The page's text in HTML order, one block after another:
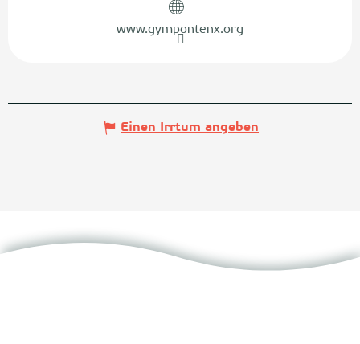
www.gympontenx.org
Einen Irrtum angeben